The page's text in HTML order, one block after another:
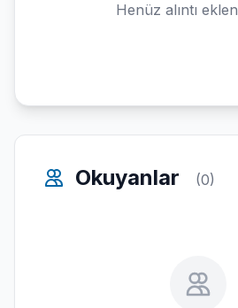
Henüz alıntı
Okuyanlar (0)